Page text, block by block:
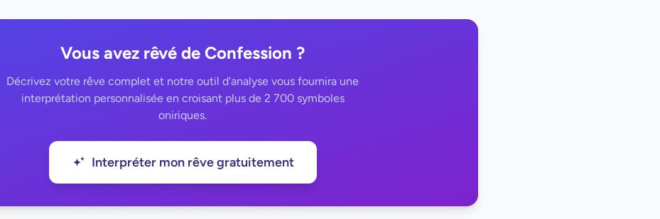
Vous avez rêvé de Confession ?
Décrivez votre rêve complet et notre outil d'analyse vous fournira une
interprétation personnalisée en croisant plus de 2 700 symboles
oniriques.
Interpréter mon rêve gratuitement